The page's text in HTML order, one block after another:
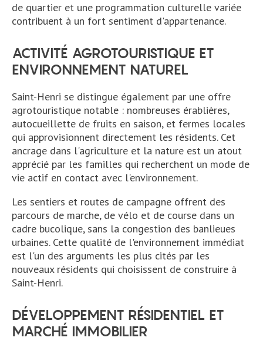
de quartier et une programmation culturelle variée
contribuent à un fort sentiment d'appartenance.
ACTIVITÉ AGROTOURISTIQUE ET
ENVIRONNEMENT NATUREL
Saint-Henri se distingue également par une offre
agrotouristique notable : nombreuses érablières,
autocueillette de fruits en saison, et fermes locales
qui approvisionnent directement les résidents. Cet
ancrage dans l'agriculture et la nature est un atout
apprécié par les familles qui recherchent un mode de
vie actif en contact avec l'environnement.
Les sentiers et routes de campagne offrent des
parcours de marche, de vélo et de course dans un
cadre bucolique, sans la congestion des banlieues
urbaines. Cette qualité de l'environnement immédiat
est l'un des arguments les plus cités par les
nouveaux résidents qui choisissent de construire à
Saint-Henri.
DÉVELOPPEMENT RÉSIDENTIEL ET
MARCHÉ IMMOBILIER